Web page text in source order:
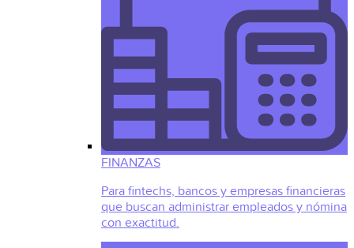
FINANZAS
Para fintechs, bancos y empresas financieras
que buscan administrar empleados y nómina
con exactitud.